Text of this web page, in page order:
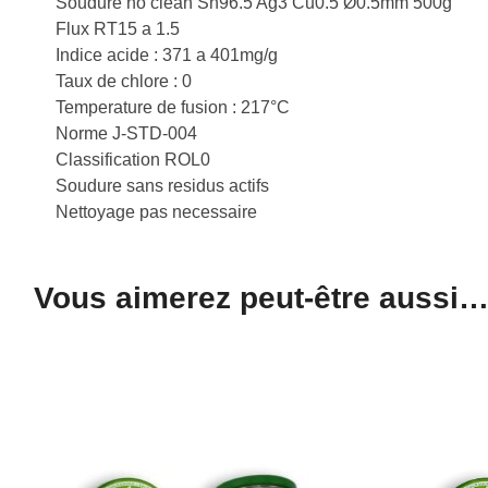
Flux RT15 a 1.5
Indice acide : 371 a 401mg/g
Taux de chlore : 0
Temperature de fusion : 217°C
Norme J-STD-004
Classification ROL0
Soudure sans residus actifs
Nettoyage pas necessaire
Vous aimerez peut-être aussi…